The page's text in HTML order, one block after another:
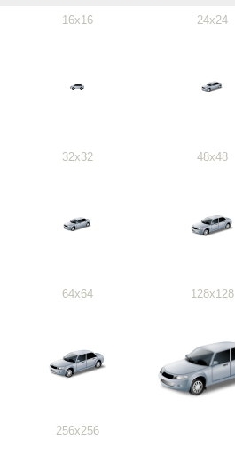
16x16 24x24
32x32 48x48
64x64 128x128
256x256